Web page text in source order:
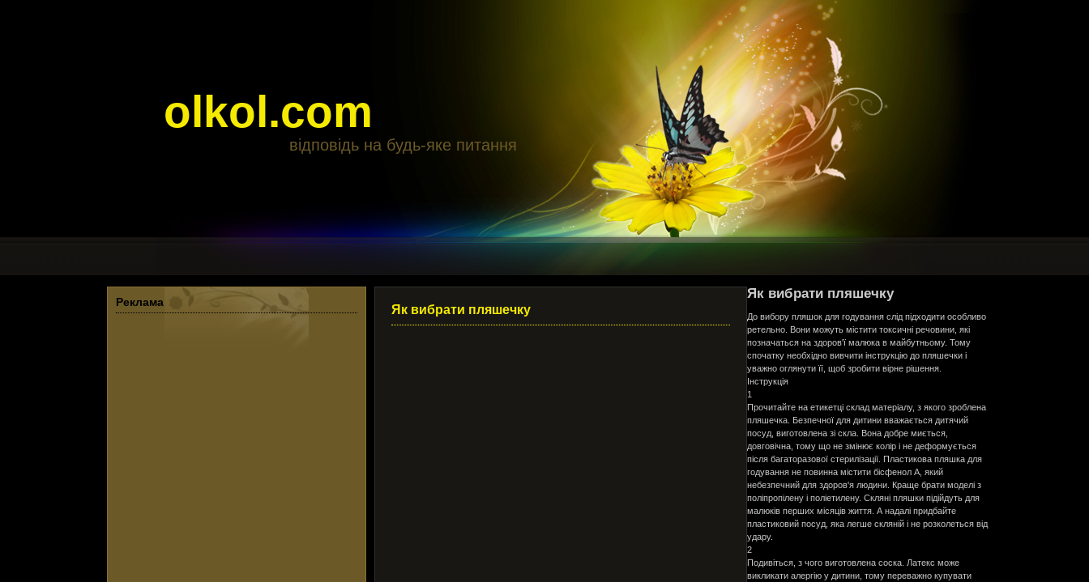
olkol.com
відповідь на будь-яке питання
Реклама
Як вибрати пляшечку
Як вибрати пляшечку
До вибору пляшок для годування слід підходити особливо
ретельно. Вони можуть містити токсичні речовини, які
позначаться на здоров'ї малюка в майбутньому. Тому
спочатку необхідно вивчити інструкцію до пляшечки і
уважно оглянути її, щоб зробити вірне рішення.
Інструкція
1
Прочитайте на етикетці склад матеріалу, з якого зроблена
пляшечка. Безпечної для дитини вважається дитячий
посуд, виготовлена зі скла. Вона добре миється,
довговічна, тому що не змінює колір і не деформується
після багаторазової стерилізації. Пластикова пляшка для
годування не повинна містити бісфенол А, який
небезпечний для здоров'я людини. Краще брати моделі з
поліпропілену і поліетилену. Скляні пляшки підійдуть для
малюків перших місяців життя. А надалі придбайте
пластиковий посуд, яка легше скляній і не розколеться від
удару.
2
Подивіться, з чого виготовлена соска. Латекс може
викликати алергію у дитини, тому переважно купувати